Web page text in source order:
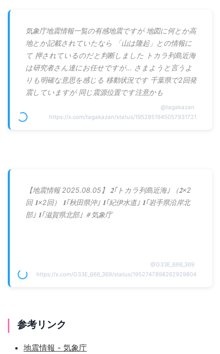
気象庁地震情報一覧の有感地震ですが 地図に何とか高
地とか記載されていたなら 「山は隆起」との情報に
て 押されているのだと判断しました トカラ列島近海
は研究者さん達にお任せですが… さまようと言うよ
りも明確な意思を感じる 移動状況です 千葉県で2回発
震していますが 同じ震源位置です注意かも
@tagakazan
https://x.com/tagakazan/status/1952851945057931721
【地震情報 2025.08.05】 𝟐｢トカラ列島近海｣ （𝟐×2
回 𝟏×2回） 𝟏｢秋田県沖｣ 𝟏｢紀伊水道｣ 𝟏｢岩手県沿岸北
部｣ 𝟏｢滋賀県北部｣ ＃気象庁
@G33E_666_369
https://x.com/G33E_666_369/status/1952747898262929804
参考リンク
地震情報 - 気象庁